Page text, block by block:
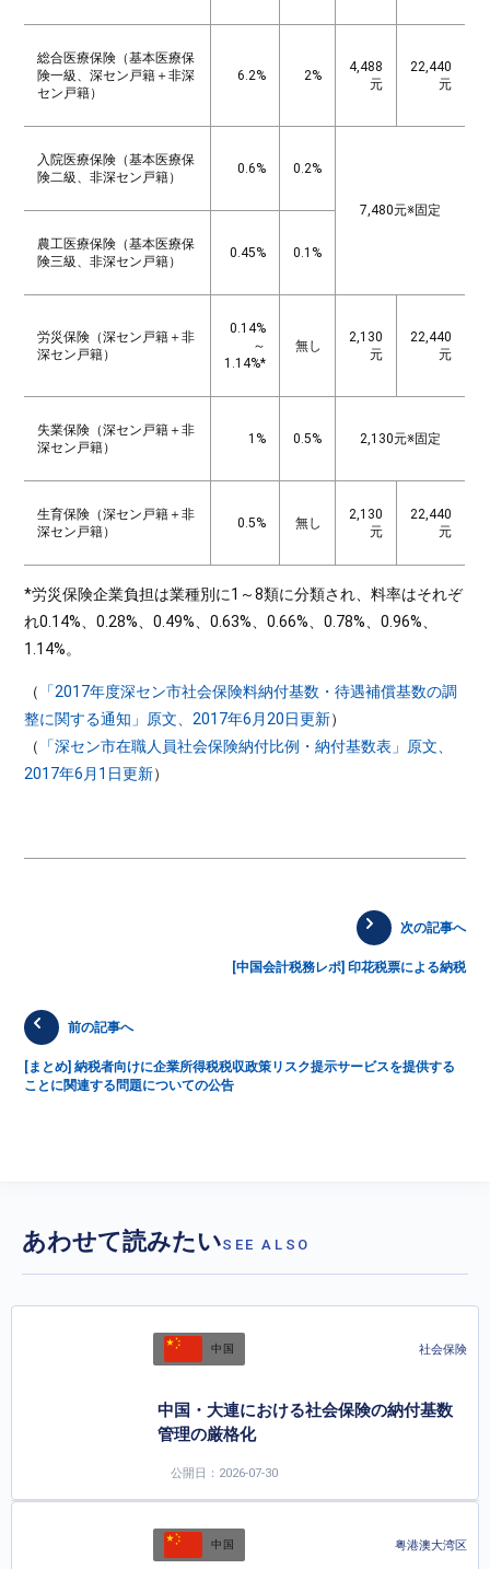
総合医療保険（基本医療保
険一級、深セン戸籍＋非深
セン戸籍）
6.2% 2%
4,488
元
22,440
元
入院医療保険（基本医療保
険二級、非深セン戸籍）
0.6% 0.2%
7,480元※固定
農工医療保険（基本医療保
険三級、非深セン戸籍）
0.45% 0.1%
労災保険（深セン戸籍＋非
深セン戸籍）
0.14%
～
1.14%*
無し
2,130
元
22,440
元
失業保険（深セン戸籍＋非
深セン戸籍）
1% 0.5% 2,130元※固定
生育保険（深セン戸籍＋非
深セン戸籍）
0.5% 無し
2,130
元
22,440
元
*労災保険企業負担は業種別に1～8類に分類され、料率はそれぞ
れ0.14%、0.28%、0.49%、0.63%、0.66%、0.78%、0.96%、
1.14%。
（
「2017年度深セン市社会保険料納付基数・待遇補償基数の調
整に関する通知」原文、2017年6月20日更新）
（
「深セン市在職人員社会保険納付比例・納付基数表」原文、
2017年6月1日更新）
次の記事へ
[中国会計税務レポ] 印花税票による納税
前の記事へ
[まとめ] 納税者向けに企業所得税税収政策リスク提示サービスを提供する
ことに関連する問題についての公告
あわせて読みたいSEE ALSO
中国 社会保険
中国・大連における社会保険の納付基数
管理の厳格化
公開日：2026-07-30
中国 粤港澳大湾区